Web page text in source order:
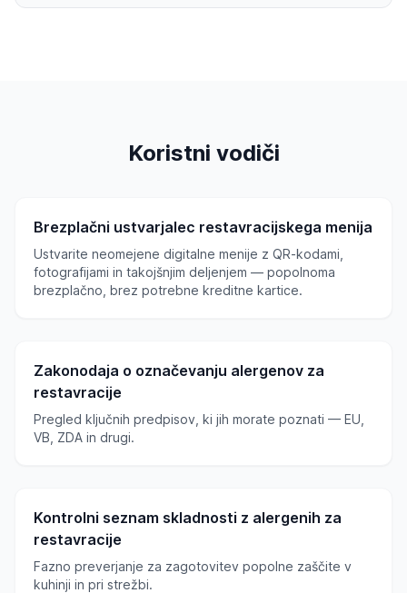
Koristni vodiči
Brezplačni ustvarjalec restavracijskega menija
Ustvarite neomejene digitalne menije z QR-kodami,
fotografijami in takojšnjim deljenjem — popolnoma
brezplačno, brez potrebne kreditne kartice.
Zakonodaja o označevanju alergenov za
restavracije
Pregled ključnih predpisov, ki jih morate poznati — EU,
VB, ZDA in drugi.
Kontrolni seznam skladnosti z alergenih za
restavracije
Fazno preverjanje za zagotovitev popolne zaščite v
kuhinji in pri strežbi.